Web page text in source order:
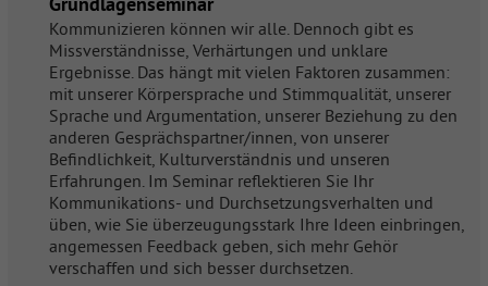
Kommunizieren können wir alle. Dennoch gibt es
Missverständnisse, Verhärtungen und unklare
Ergebnisse. Das hängt mit vielen Faktoren zusammen:
mit unserer Körpersprache und Stimmqualität, unserer
Sprache und Argumentation, unserer Beziehung zu den
anderen Gesprächspartner/innen, von unserer
Befindlichkeit, Kulturverständnis und unseren
Erfahrungen. Im Seminar reflektieren Sie Ihr
Kommunikations- und Durchsetzungsverhalten und
üben, wie Sie überzeugungsstark Ihre Ideen einbringen,
angemessen Feedback geben, sich mehr Gehör
verschaffen und sich besser durchsetzen.